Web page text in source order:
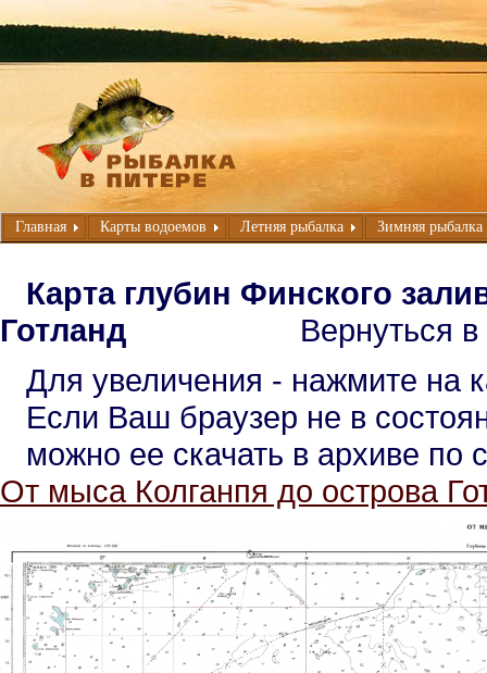
Главная Карты водоемов Летняя рыбалка Зимняя рыбалка
Карта глубин Финского
Готланд Вернуться в
Для увеличения - нажмите на
Если Ваш браузер не в
можно ее скачать в архиве по
От мыса Колганпя до острова